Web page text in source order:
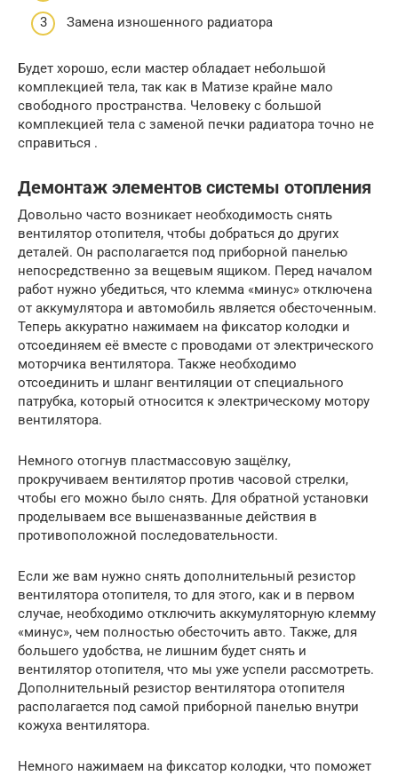
Замена изношенного радиатора
Будет хорошо, если мастер обладает небольшой
комплекцией тела, так как в Матизе крайне мало
свободного пространства. Человеку с большой
комплекцией тела с заменой печки радиатора точно не
справиться .
Демонтаж элементов системы отопления
Довольно часто возникает необходимость снять
вентилятор отопителя, чтобы добраться до других
деталей. Он располагается под приборной панелью
непосредственно за вещевым ящиком. Перед началом
работ нужно убедиться, что клемма «минус» отключена
от аккумулятора и автомобиль является обесточенным.
Теперь аккуратно нажимаем на фиксатор колодки и
отсоединяем её вместе с проводами от электрического
моторчика вентилятора. Также необходимо
отсоединить и шланг вентиляции от специального
патрубка, который относится к электрическому мотору
вентилятора.
Немного отогнув пластмассовую защёлку,
прокручиваем вентилятор против часовой стрелки,
чтобы его можно было снять. Для обратной установки
проделываем все вышеназванные действия в
противоположной последовательности.
Если же вам нужно снять дополнительный резистор
вентилятора отопителя, то для этого, как и в первом
случае, необходимо отключить аккумуляторную клемму
«минус», чем полностью обесточить авто. Также, для
большего удобства, не лишним будет снять и
вентилятор отопителя, что мы уже успели рассмотреть.
Дополнительный резистор вентилятора отопителя
располагается под самой приборной панелью внутри
кожуха вентилятора.
Немного нажимаем на фиксатор колодки, что поможет